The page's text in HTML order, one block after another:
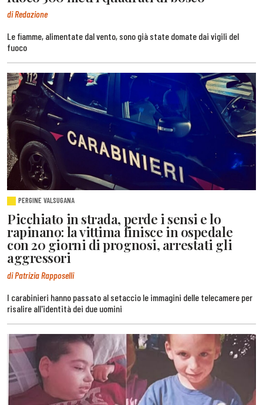
di Redazione
Le fiamme, alimentate dal vento, sono già state domate dai vigili del
fuoco
PERGINE VALSUGANA
Picchiato in strada, perde i sensi e lo
rapinano: la vittima finisce in ospedale
con 20 giorni di prognosi, arrestati gli
aggressori
di Patrizia Rapposelli
I carabinieri hanno passato al setaccio le immagini delle telecamere per
risalire all'identità dei due uomini